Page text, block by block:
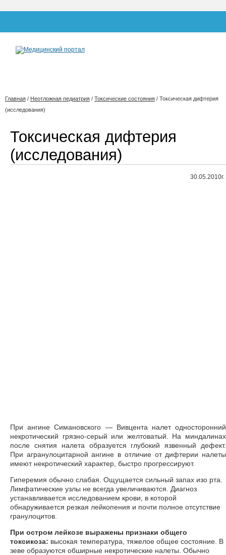
Главная / Неотложная педиатрия / Токсические состояния / Токсическая дифтерия
(исследования)
Токсическая дифтерия
(исследования)
30.05.2010г.
При ангине Симановского — Вивцента налет односторонний
некротический грязно-серый или желтоватый. На миндалинах
после снятия налета образуется глубокий язвенный дефект.
При агранулоцитарной ангине в отличие от дифтерии налеты
имеют некротический характер, быстро прогрессируют.
Гиперемия обычно слабая. Ощущается сильный запах изо рта.
Лимфатические узлы не всегда увеличиваются. Диагноз
устанавливается исследованием крови, в которой
обнаруживается резкая лейкопения и почти полное отсутствие
гранулоцитов.
При остром лейкозе выражены признаки общего
токсикоза: высокая температура, тяжелое общее состояние. В
зеве образуются обширные некротические налеты. Обычно